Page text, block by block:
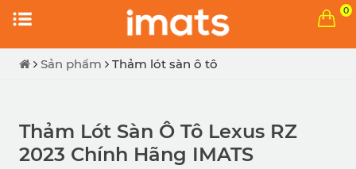
0
Sản phẩm Thảm lót sàn ô tô
Thảm Lót Sàn Ô Tô Lexus RZ
2023 Chính Hãng IMATS